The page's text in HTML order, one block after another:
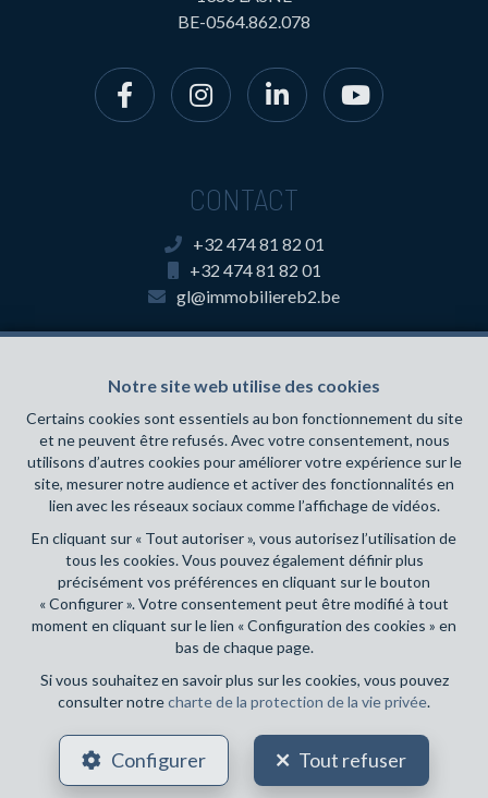
Notre site web utilise des cookies
Certains cookies sont essentiels au bon fonctionnement du site
et ne peuvent être refusés. Avec votre consentement, nous
utilisons d’autres cookies pour améliorer votre expérience sur le
site, mesurer notre audience et activer des fonctionnalités en
lien avec les réseaux sociaux comme l’affichage de vidéos.
En cliquant sur « Tout autoriser », vous autorisez l’utilisation de
tous les cookies. Vous pouvez également définir plus
précisément vos préférences en cliquant sur le bouton
« Configurer ». Votre consentement peut être modifié à tout
moment en cliquant sur le lien « Configuration des cookies » en
bas de chaque page.
Si vous souhaitez en savoir plus sur les cookies, vous pouvez
consulter notrecharte de la protection de la vie privée.
Configurer Tout refuser
BE-0564.862.078
CONTACT
+32 474 81 82 01
+32 474 81 82 01
gl@immobiliereb2.be
INFOS
Agent Immobilier Intermédiaireagréé IPI sous le numéro 505
641 en Belgique- Instance de contrôle: Institut professionnel
des agents immobiliers, rue du Luxembourg 16B, 1000
Bruxelles (+32 2 505 38 50 - info@ipi.be) - Soumis aucode
RC professionnelle et cautionnement via AXA Belgium SA,
Place du Trône 1, 1000 Bruxelles – police n° 730.390.160.
Couverture valable pour les activités réalisées en Belgique
Charte de la protection de la vie privée
Configuration des cookies